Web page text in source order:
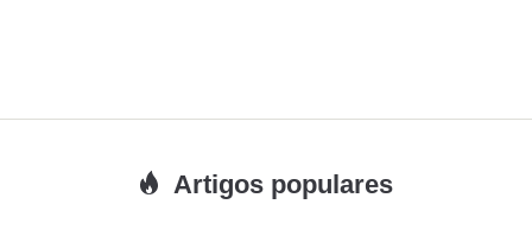
Artigos populares